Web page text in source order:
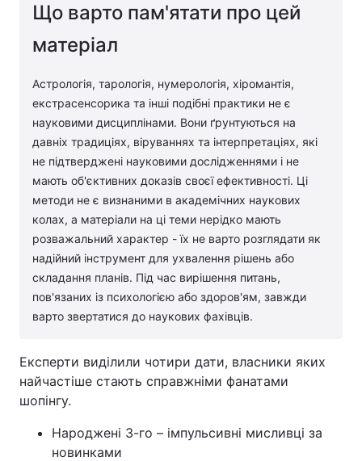
Що варто пам'ятати про цей
матеріал
Астрологія, тарологія, нумерологія, хіромантія,
екстрасенсорика та інші подібні практики не є
науковими дисциплінами. Вони ґрунтуються на
давніх традиціях, віруваннях та інтерпретаціях, які
не підтверджені науковими дослідженнями і не
мають об'єктивних доказів своєї ефективності. Ці
методи не є визнаними в академічних наукових
колах, а матеріали на ці теми нерідко мають
розважальний характер - їх не варто розглядати як
надійний інструмент для ухвалення рішень або
складання планів. Під час вирішення питань,
пов'язаних із психологією або здоров'ям, завжди
варто звертатися до наукових фахівців.
Експерти виділили чотири дати, власники яких
найчастіше стають справжніми фанатами
шопінгу.
Народжені 3-го – імпульсивні мисливці за
новинками